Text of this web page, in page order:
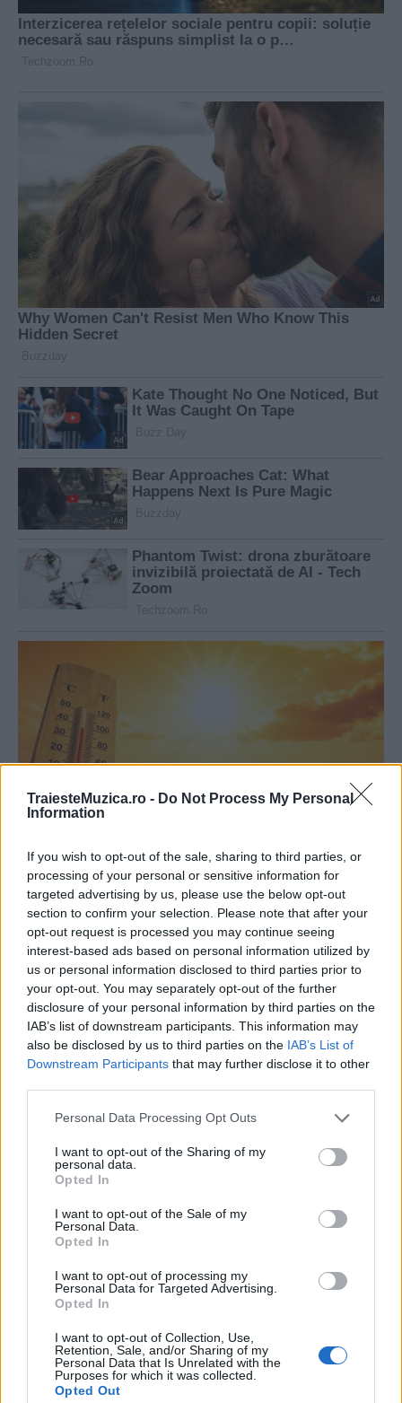
TraiesteMuzica.ro - Do Not Process My Personal
Information
If you wish to opt-out of the sale, sharing to third parties, or
processing of your personal or sensitive information for
targeted advertising by us, please use the below opt-out
section to confirm your selection. Please note that after your
opt-out request is processed you may continue seeing
interest-based ads based on personal information utilized by
us or personal information disclosed to third parties prior to
your opt-out. You may separately opt-out of the further
disclosure of your personal information by third parties on the
IAB’s list of downstream participants. This information may
also be disclosed by us to third parties on the IAB’s List of
Downstream Participants that may further disclose it to other
Please note that this website/app uses one or more Google
not limited to your visit or usage behaviour. You may click to
grant or deny consent to Google and its third-party tags to
use your data for below specified purposes in below Google
consent section.
Personal Data Processing Opt Outs
I want to opt-out of the Sharing of my
personal data.
Opted In
I want to opt-out of the Sale of my
Personal Data.
Opted In
I want to opt-out of processing my
Personal Data for Targeted Advertising.
Opted In
I want to opt-out of Collection, Use,
Retention, Sale, and/or Sharing of my
Personal Data that Is Unrelated with the
Purposes for which it was collected.
Opted Out
ciara
ciara dance like we're making love